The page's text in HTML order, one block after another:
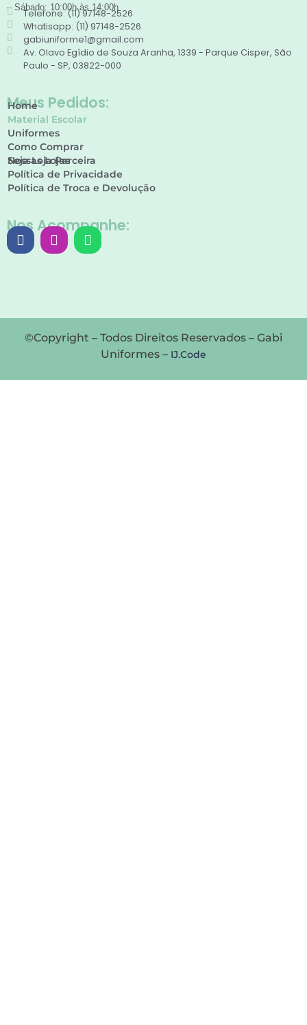
– Sábado: 10:00h às 14:00h
Telefone: (11) 97148-2526
Whatisapp: (11) 97148-2526
gabiuniforme1@gmail.com
Av. Olavo Egídio de Souza Aranha, 1339 - Parque Cisper, São
Paulo - SP, 03822-000
Meus Pedidos:
Home
Material Escolar
Uniformes
Como Comprar
Nossas Lojas
Seja Loja Parceira
Política de Privacidade
Política de Troca e Devolução
Nos Acompanhe:
©Copyright – Todos Direitos Reservados – Gabi
Uniformes – IJ.Code